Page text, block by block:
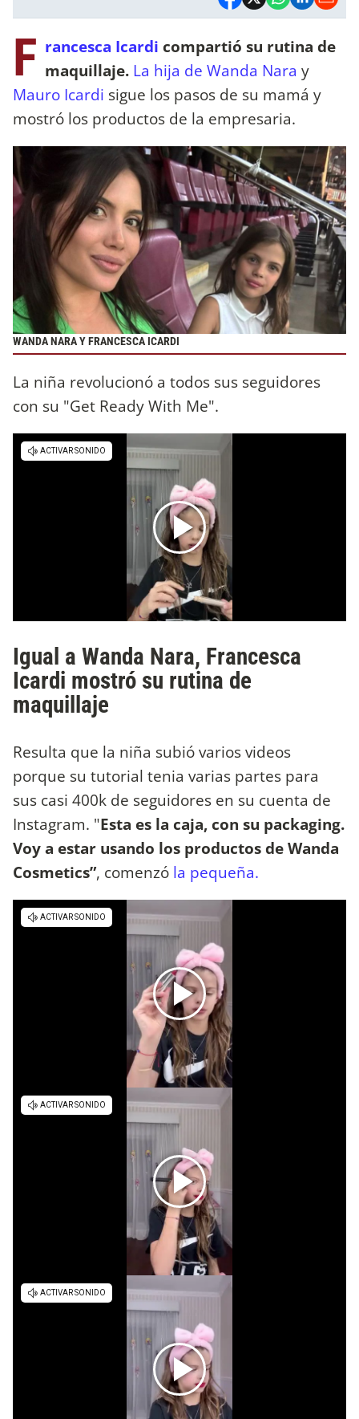
F rancesca Icardi compartió su rutina de
maquillaje. La hija de Wanda Nara y
Mauro Icardi sigue los pasos de su mamá y
mostró los productos de la empresaria.
WANDA NARA Y FRANCESCA ICARDI
La niña revolucionó a todos sus seguidores
con su "Get Ready With Me".
Igual a Wanda Nara, Francesca
Icardi mostró su rutina de
maquillaje
Resulta que la niña subió varios videos
porque su tutorial tenia varias partes para
sus casi 400k de seguidores en su cuenta de
Instagram. "Esta es la caja, con su packaging.
Voy a estar usando los productos de Wanda
Cosmetics”, comenzó la pequeña.